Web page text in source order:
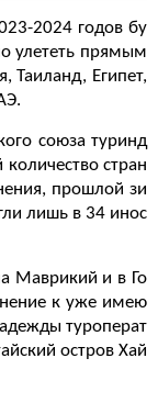
2024 годов бу
улететь прямым
Таиланд, Египет,
союза туринд
стран
прошлой зи
лишь в 34 инос
Маврикий и в Го
к уже имею
туроперат
остров Хай